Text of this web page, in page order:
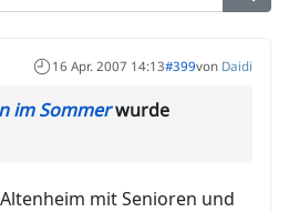
16 Apr. 2007 14:13#399von Daidi
im Sommerwurde
mit Senioren und